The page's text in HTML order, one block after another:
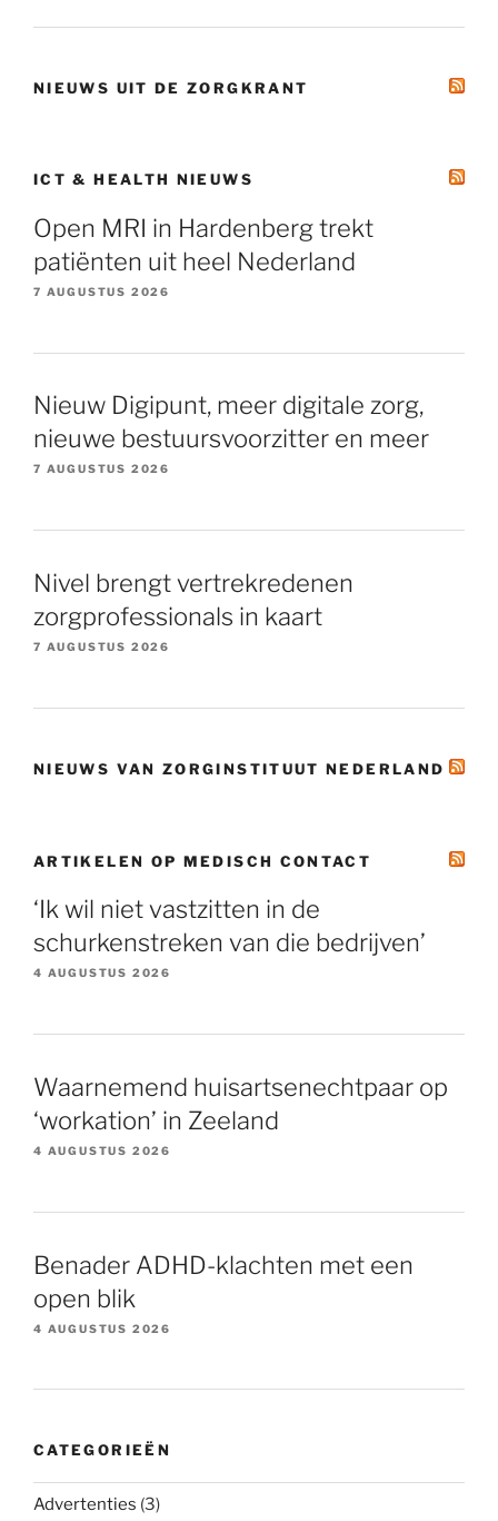
NIEUWS UIT DE ZORGKRANT
ICT & HEALTH NIEUWS
Open MRI in Hardenberg trekt
patiënten uit heel Nederland
7 AUGUSTUS 2026
Nieuw Digipunt, meer digitale zorg,
nieuwe bestuursvoorzitter en meer
7 AUGUSTUS 2026
Nivel brengt vertrekredenen
zorgprofessionals in kaart
7 AUGUSTUS 2026
NIEUWS VAN ZORGINSTITUUT NEDERLAND
ARTIKELEN OP MEDISCH CONTACT
‘Ik wil niet vastzitten in de
schurkenstreken van die bedrijven’
4 AUGUSTUS 2026
Waarnemend huisartsenechtpaar op
‘workation’ in Zeeland
4 AUGUSTUS 2026
Benader ADHD-klachten met een
open blik
4 AUGUSTUS 2026
CATEGORIEËN
Advertenties (3)